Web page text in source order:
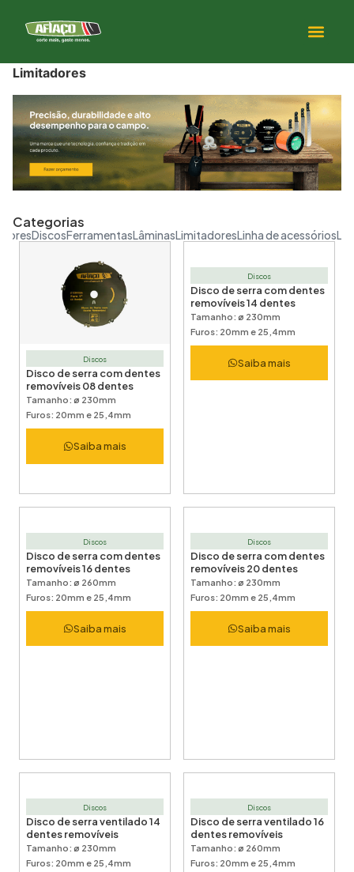
Limitadores
Categorias
DiscosFerramentasLâminasLimitadoresLinha de acessórios
Discos
Disco de serra com dentes
removíveis 08 dentes
Tamanho: ø 230mm
Furos: 20mm e 25,4mm
Saiba mais
Discos
Disco de serra com dentes
removíveis 14 dentes
Tamanho: ø 230mm
Furos: 20mm e 25,4mm
Saiba mais
Discos
Disco de serra com dentes
removíveis 16 dentes
Tamanho: ø 260mm
Furos: 20mm e 25,4mm
Saiba mais
Discos
Disco de serra com dentes
removíveis 20 dentes
Tamanho: ø 230mm
Furos: 20mm e 25,4mm
Saiba mais
Discos
Disco de serra ventilado 14
dentes removíveis
Tamanho: ø 230mm
Furos: 20mm e 25,4mm
Discos
Disco de serra ventilado 16
dentes removíveis
Tamanho: ø 260mm
Furos: 20mm e 25,4mm